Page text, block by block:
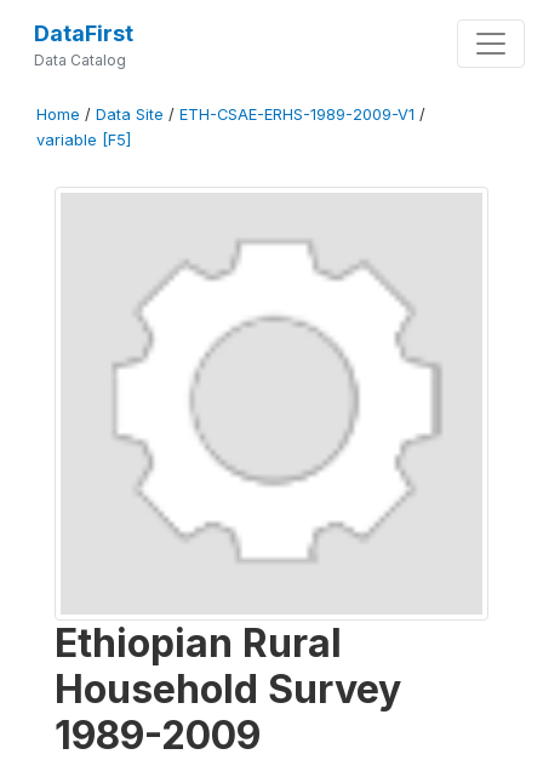
DataFirst
Data Catalog
Home / Data Site / ETH-CSAE-ERHS-1989-2009-V1 /
variable [F5]
Ethiopian Rural
Household Survey
1989-2009